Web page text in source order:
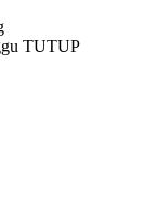
TUTUP